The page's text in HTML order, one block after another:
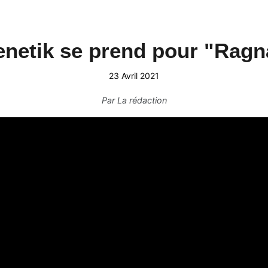
se prend pour
23 Avril 2021
ParLa rédaction